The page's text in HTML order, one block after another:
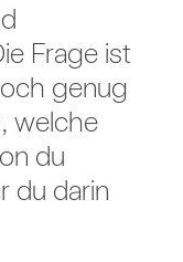
Frage ist
genug
welche
du
du darin